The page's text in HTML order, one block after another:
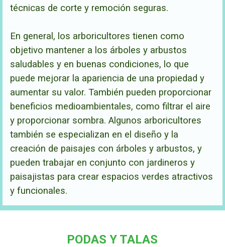
técnicas de corte y remoción seguras.
En general, los arboricultores tienen como
objetivo mantener a los árboles y arbustos
saludables y en buenas condiciones, lo que
puede mejorar la apariencia de una propiedad y
aumentar su valor. También pueden proporcionar
beneficios medioambientales, como filtrar el aire
y proporcionar sombra. Algunos arboricultores
también se especializan en el diseño y la
creación de paisajes con árboles y arbustos, y
pueden trabajar en conjunto con jardineros y
paisajistas para crear espacios verdes atractivos
y funcionales.
PODAS Y TALAS